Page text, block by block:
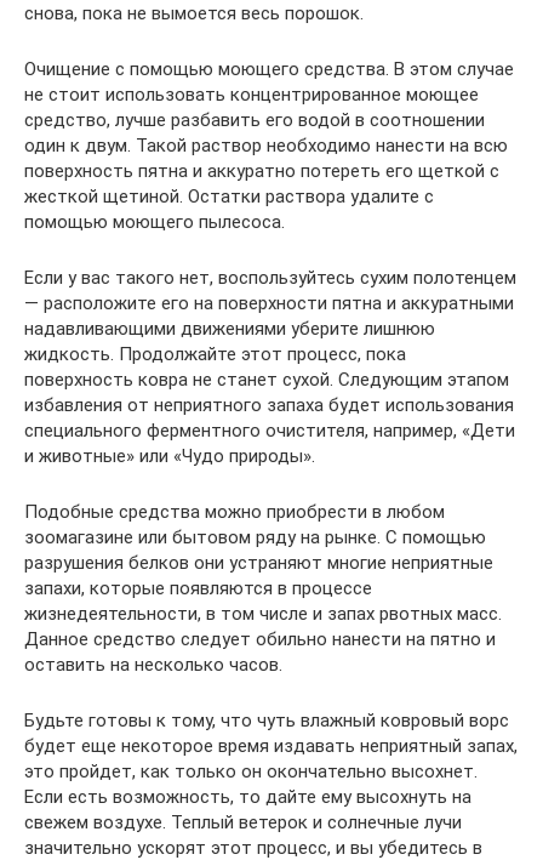
снова, пока не вымоется весь порошок.
Очищение с помощью моющего средства. В этом случае
не стоит использовать концентрированное моющее
средство, лучше разбавить его водой в соотношении
один к двум. Такой раствор необходимо нанести на всю
поверхность пятна и аккуратно потереть его щеткой с
жесткой щетиной. Остатки раствора удалите с
помощью моющего пылесоса.
Если у вас такого нет, воспользуйтесь сухим полотенцем
— расположите его на поверхности пятна и аккуратными
надавливающими движениями уберите лишнюю
жидкость. Продолжайте этот процесс, пока
поверхность ковра не станет сухой. Следующим этапом
избавления от неприятного запаха будет использования
специального ферментного очистителя, например, «Дети
и животные» или «Чудо природы».
Подобные средства можно приобрести в любом
зоомагазине или бытовом ряду на рынке. С помощью
разрушения белков они устраняют многие неприятные
запахи, которые появляются в процессе
жизнедеятельности, в том числе и запах рвотных масс.
Данное средство следует обильно нанести на пятно и
оставить на несколько часов.
Будьте готовы к тому, что чуть влажный ковровый ворс
будет еще некоторое время издавать неприятный запах,
это пройдет, как только он окончательно высохнет.
Если есть возможность, то дайте ему высохнуть на
свежем воздухе. Теплый ветерок и солнечные лучи
значительно ускорят этот процесс, и вы убедитесь в